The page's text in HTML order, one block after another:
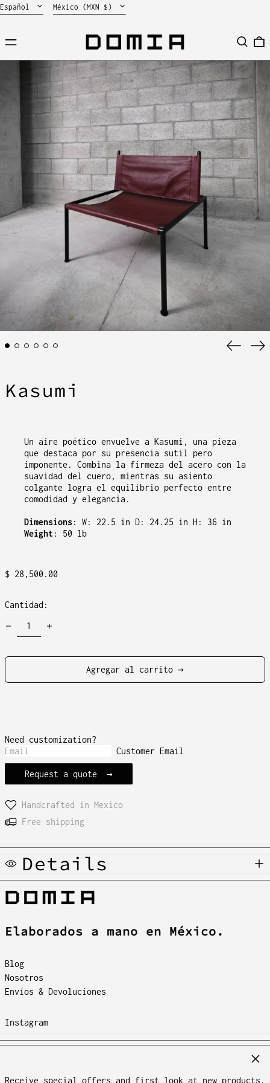
Idioma
Español País/región
México (MXN $)
Menú Buscar
Kasumi
Un aire poético envuelve a Kasumi, una pieza
que destaca por su presencia sutil pero
imponente. Combina la firmeza del acero con la
suavidad del cuero, mientras su asiento
colgante logra el equilibrio perfecto entre
comodidad y elegancia.
Dimensions: W: 22.5 in D: 24.25 in H: 36 in
Weight : 50 lb
Precio
$ 28,500.00
Cantidad:
Agregar al carrito →
Need customization?
Customer Email
Request a quote
Handcrafted in Mexico
Free shipping
Details
Elaborados a mano en México.
Blog
Nosotros
Envíos & Devoluciones
Instagram
Español
$)
Receive special offers and first look at new products.